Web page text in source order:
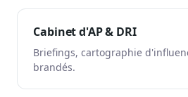
Cabinet d'AP & DRI
Briefings, cartographie
brandés.